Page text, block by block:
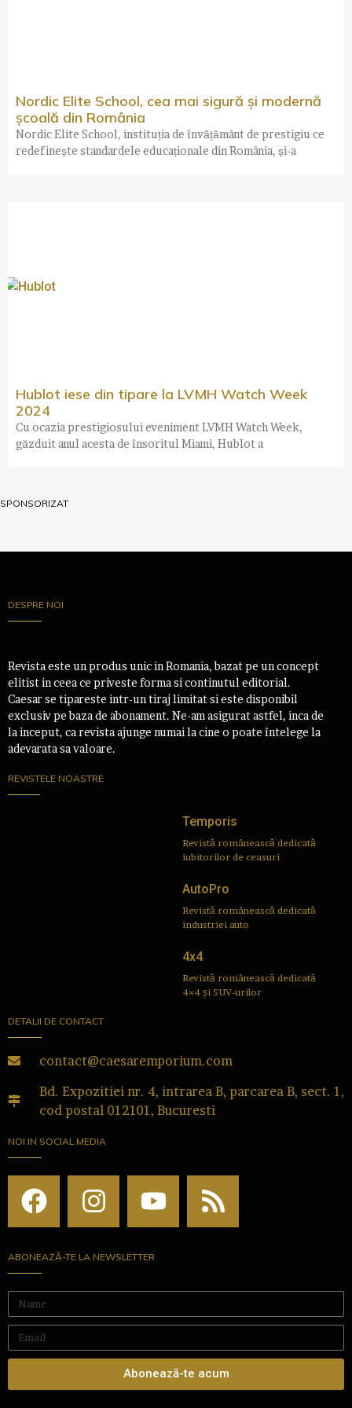
Nordic Elite School, cea mai sigură și modernă
școală din România
Nordic Elite School, instituția de învățământ de prestigiu ce
redefinește standardele educaționale din România, și-a
Hublot iese din tipare la LVMH Watch Week
2024
Cu ocazia prestigiosului eveniment LVMH Watch Week,
găzduit anul acesta de însoritul Miami, Hublot a
SPONSORIZAT
DESPRE NOI
Revista este un produs unic in Romania, bazat pe un concept
elitist in ceea ce priveste forma si continutul editorial.
Caesar se tipareste intr-un tiraj limitat si este disponibil
exclusiv pe baza de abonament. Ne-am asigurat astfel, inca de
la inceput, ca revista ajunge numai la cine o poate întelege la
adevarata sa valoare.
REVISTELE NOASTRE
Temporis
Revistă românească dedicată
iubitorilor de ceasuri
AutoPro
Revistă românească dedicată
industriei auto
4x4
Revistă românească dedicată
4×4 și SUV-urilor
DETALII DE CONTACT
contact@caesaremporium.com
Bd. Expozitiei nr. 4, intrarea B, parcarea B, sect. 1,
cod postal 012101, Bucuresti
NOI IN SOCIAL MEDIA
ABONEAZĂ-TE LA NEWSLETTER
Abonează-te acum